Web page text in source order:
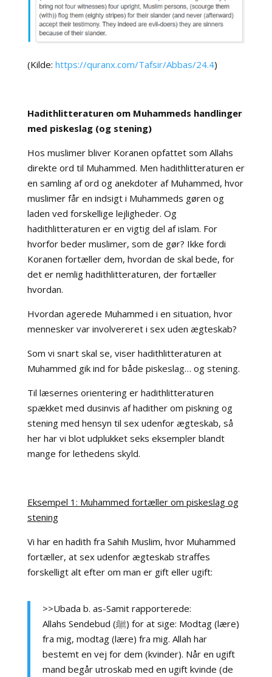
(Kilde: https://quranx.com/Tafsir/Abbas/24.4)
Hadithlitteraturen om Muhammeds handlinger
med piskeslag (og stening)
Hos muslimer bliver Koranen opfattet som Allahs
direkte ord til Muhammed. Men hadithlitteraturen er
en samling af ord og anekdoter af Muhammed, hvor
muslimer får en indsigt i Muhammeds gøren og
laden ved forskellige lejligheder. Og
hadithlitteraturen er en vigtig del af islam. For
hvorfor beder muslimer, som de gør? Ikke fordi
Koranen fortæller dem, hvordan de skal bede, for
det er nemlig hadithlitteraturen, der fortæller
hvordan.
Hvordan agerede Muhammed i en situation, hvor
mennesker var involvereret i sex uden ægteskab?
Som vi snart skal se, viser hadithlitteraturen at
Muhammed gik ind for både piskeslag… og stening.
Til læsernes orientering er hadithlitteraturen
spækket med dusinvis af hadither om piskning og
stening med hensyn til sex udenfor ægteskab, så
her har vi blot udplukket seks eksempler blandt
mange for lethedens skyld.
Eksempel 1: Muhammed fortæller om piskeslag og
stening
Vi har en hadith fra Sahih Muslim, hvor Muhammed
fortæller, at sex udenfor ægteskab straffes
forskelligt alt efter om man er gift eller ugift:
>>Ubada b. as-Samit rapporterede:
Allahs Sendebud (ﷺ) for at sige: Modtag (lære)
fra mig, modtag (lære) fra mig. Allah har
bestemt en vej for dem (kvinder). Når en ugift
mand begår utroskab med en ugift kvinde (de